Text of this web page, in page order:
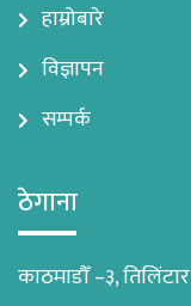
हाम्रोबारे
विज्ञापन
सम्पर्क
ठेगाना
काठमाडौँ –३, तिलिंटार